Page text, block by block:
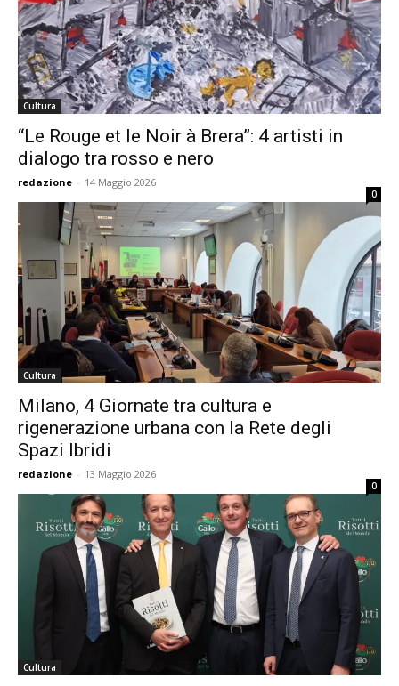
Cultura
“Le Rouge et le Noir à Brera”: 4 artisti in
dialogo tra rosso e nero
redazione - 14 Maggio 2026
0
Cultura
Milano, 4 Giornate tra cultura e
rigenerazione urbana con la Rete degli
Spazi Ibridi
redazione - 13 Maggio 2026
0
Cultura